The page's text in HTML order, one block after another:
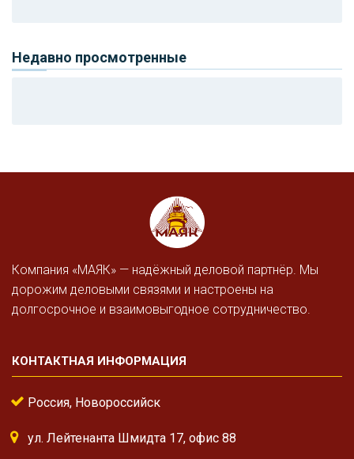
Недавно просмотренные
Компания «МАЯК» — надёжный деловой партнёр. Мы
дорожим деловыми связями и настроены на
долгосрочное и взаимовыгодное сотрудничество.
КОНТАКТНАЯ ИНФОРМАЦИЯ
Россия, Новороссийск
ул. Лейтенанта Шмидта 17, офис 88